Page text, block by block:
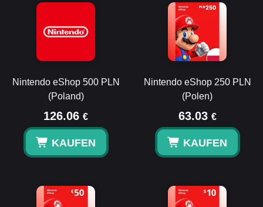
Nintendo eShop 500 PLN
(Poland)
126.06 €
KAUFEN
Nintendo eShop 250 PLN
(Polen)
63.03 €
KAUFEN